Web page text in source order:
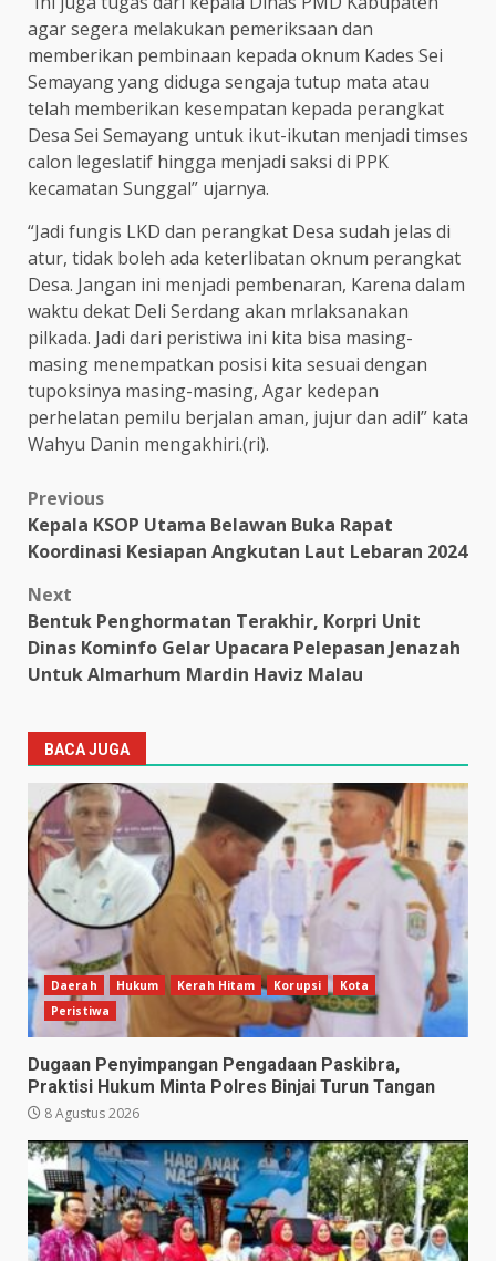
agar segera melakukan pemeriksaan dan
memberikan pembinaan kepada oknum Kades Sei
Semayang yang diduga sengaja tutup mata atau
telah memberikan kesempatan kepada perangkat
Desa Sei Semayang untuk ikut-ikutan menjadi timses
calon legeslatif hingga menjadi saksi di PPK
kecamatan Sunggal” ujarnya.
“Jadi fungis LKD dan perangkat Desa sudah jelas di
atur, tidak boleh ada keterlibatan oknum perangkat
Desa. Jangan ini menjadi pembenaran, Karena dalam
waktu dekat Deli Serdang akan mrlaksanakan
pilkada. Jadi dari peristiwa ini kita bisa masing-
masing menempatkan posisi kita sesuai dengan
tupoksinya masing-masing, Agar kedepan
perhelatan pemilu berjalan aman, jujur dan adil” kata
Wahyu Danin mengakhiri.(ri).
Post
navigation
Previous
Kepala KSOP Utama Belawan Buka Rapat
Koordinasi Kesiapan Angkutan Laut Lebaran 2024
Next
Bentuk Penghormatan Terakhir, Korpri Unit
Dinas Kominfo Gelar Upacara Pelepasan Jenazah
Untuk Almarhum Mardin Haviz Malau
BACA JUGA
Daerah Hukum Kerah Hitam Korupsi
Kota
Peristiwa
Dugaan Penyimpangan Pengadaan Paskibra,
Praktisi Hukum Minta Polres Binjai Turun Tangan
8 Agustus 2026